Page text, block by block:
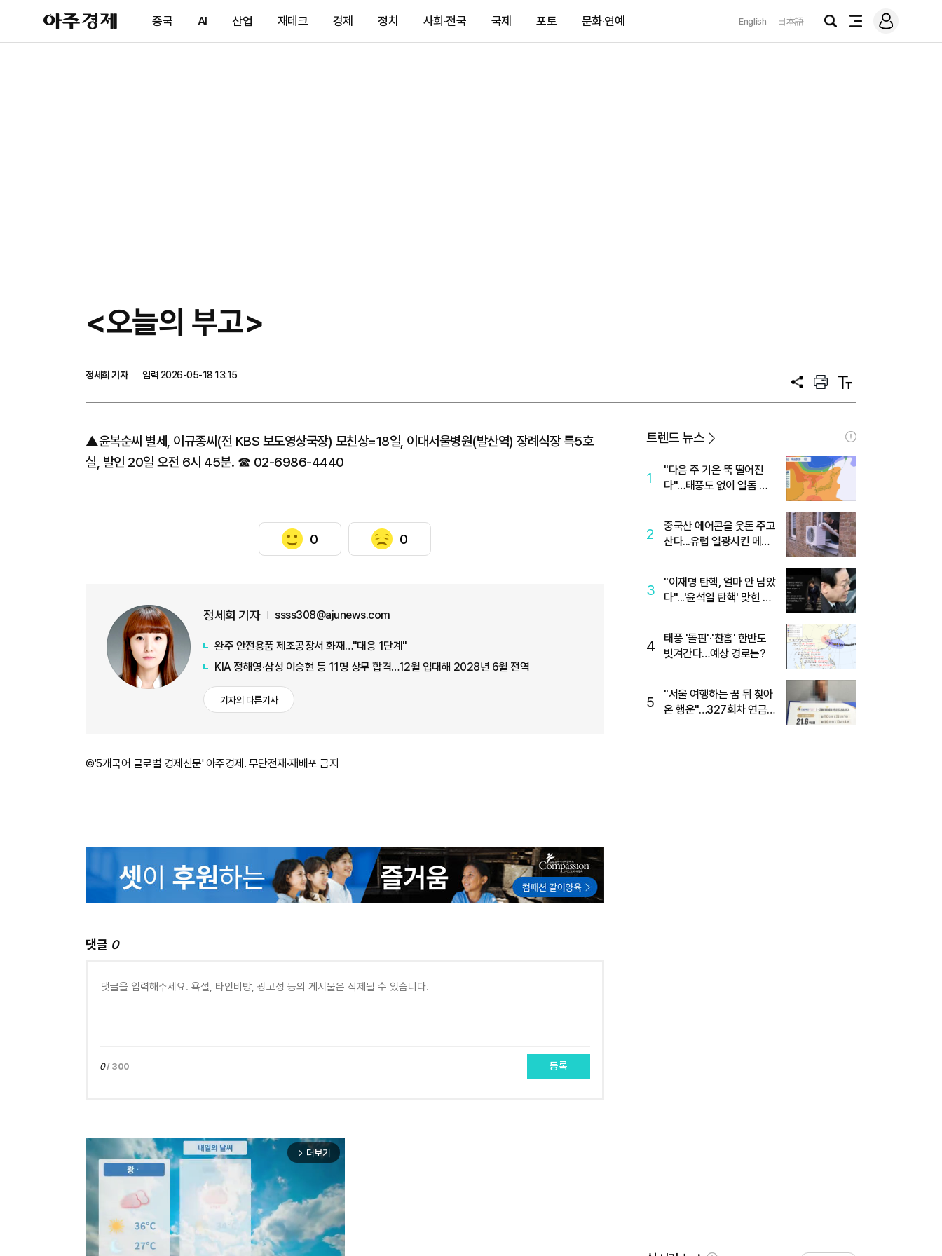
아
주
제
중국 AI 산업 재테크 경제 정치 사회·전국 국제 포토 문화·연예 English 日本語
검
전
메
그
<오늘의 부고>
정세희 기자
입력 2026-05-18 13:15
공
프
트
텍
트
▲윤복순씨 별세, 이규종씨(전 KBS 보도영상국장) 모친상=18일, 이대서울병원(발산역) 장례식장 특5호
실, 발인 20일 오전 6시 45분. ☎ 02-6986-4440
0 0
정세희 기자 ssss308@ajunews.com
완주 안전용품 제조공장서 화재…"대응 1단계"
KIA 정해영·삼성 이승현 등 11명 상무 합격…12월 입대해 2028년 6월 전역
기자의 다른기사
©'5개국어 글로벌 경제신문' 아주경제. 무단전재·재배포 금지
댓글 0
0/ 300 등록
arrow_forward_ios 더보기
트렌드 뉴스
1
"다음 주 기온 뚝 떨어진
다"…태풍도 없이 열돔 박
2
중국산 에어콘을 웃돈 주고
산다...유럽 열광시킨 메이
3
"이재명 탄핵, 얼마 안 남았
다"...'윤석열 탄핵' 맞힌 무
4
태풍 '돌핀'·'찬홈' 한반도
빗겨간다…예상 경로는?
5
"서울 여행하는 꿈 뒤 찾아
온 행운"…327회차 연금